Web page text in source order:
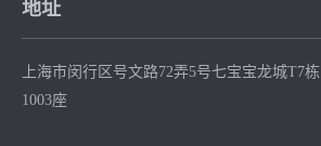
地址
上海市闵行区号文路72弄5号七宝宝龙城T7栋
1003座